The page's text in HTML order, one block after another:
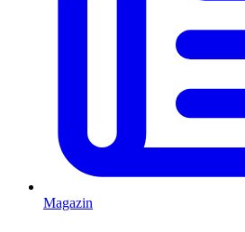
Magazin